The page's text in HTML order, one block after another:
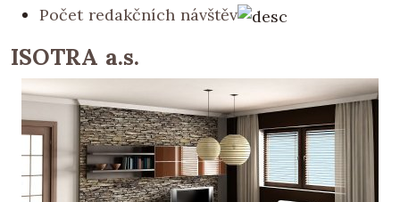
Počet redakčních návštěv
ISOTRA a.s.